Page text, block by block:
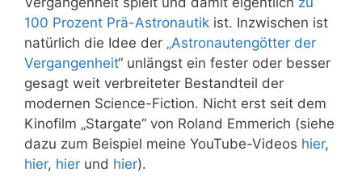
100 Prozent Prä-Astronautik ist. Inzwischen ist
natürlich die Idee der „Astronautengötter der
Vergangenheit“ unlängst ein fester oder besser
gesagt weit verbreiteter Bestandteil der
modernen Science-Fiction. Nicht erst seit dem
Kinofilm „Stargate“ von Roland Emmerich (siehe
dazu zum Beispiel meine YouTube-Videos hier,
hier, hier und hier).